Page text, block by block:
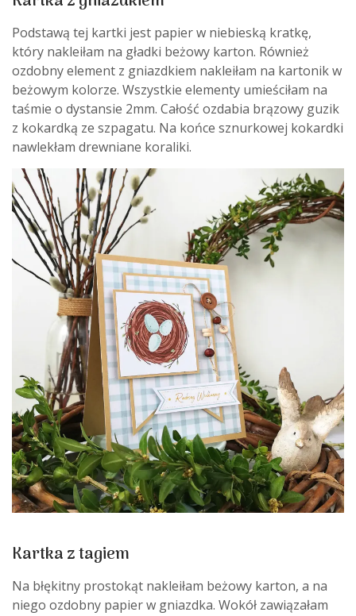
Podstawą tej kartki jest papier w niebieską kratkę,
który nakleiłam na gładki beżowy karton. Również
ozdobny element z gniazdkiem nakleiłam na kartonik w
beżowym kolorze. Wszystkie elementy umieściłam na
taśmie o dystansie 2mm. Całość ozdabia brązowy guzik
z kokardką ze szpagatu. Na końce sznurkowej kokardki
nawlekłam drewniane koraliki.
Kartka z tagiem
Na błękitny prostokąt nakleiłam beżowy karton, a na
niego ozdobny papier w gniazdka. Wokół zawiązałam